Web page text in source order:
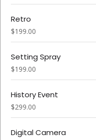
Retro
$199.00
Setting Spray
$199.00
History Event
$299.00
Digital Camera